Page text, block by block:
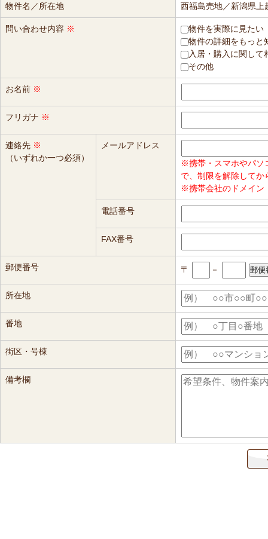
物件名／所在地
西福島売地／新潟県
問い合わせ内容 ※
物件を実際に見たい
物件の詳細をもっと
入居・購入に関して
その他
お名前 ※
フリガナ ※
連絡先 ※
（いずれか一つ必須）
メールアドレス
※携帯・スマホやパソ
で、制限を解除して
※携帯会社のドメイン
電話番号
FAX番号
郵便番号 〒 －
所在地
番地
街区・号棟
備考欄